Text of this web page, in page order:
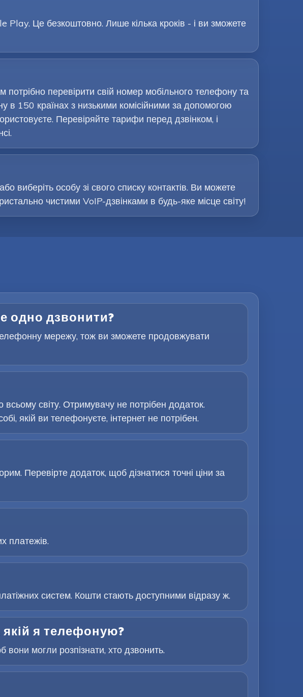
Це безкоштовно. Лише кілька кроків - і ви зможете
перевірити свій номер мобільного телефону та
150 країнах з низькими комісійними за допомогою
Перевіряйте тарифи перед дзвінком, і
виберіть особу зі свого списку контактів. Ви можете
чистими VoIP-дзвінками в будь-яке місце світу!
одно дзвонити?
мережу, тож ви зможете продовжувати
світу. Отримувачу не потрібен додаток.
якій ви телефонуєте, інтернет не потрібен.
Перевірте додаток, щоб дізнатися точні ціни за
платежів.
систем. Кошти стають доступними відразу ж.
я телефоную?
могли розпізнати, хто дзвонить.